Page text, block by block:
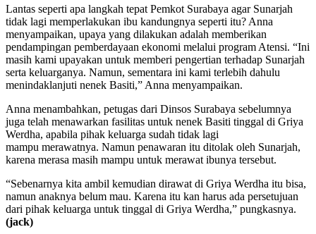
Lantas seperti apa langkah tepat Pemkot Surabaya agar Sunarjah
tidak lagi memperlakukan ibu kandungnya seperti itu? Anna
menyampaikan, upaya yang dilakukan adalah memberikan
pendampingan pemberdayaan ekonomi melalui program Atensi. “Ini
masih kami upayakan untuk memberi pengertian terhadap Sunarjah
serta keluarganya. Namun, sementara ini kami terlebih dahulu
menindaklanjuti nenek Basiti,” Anna menyampaikan.
Anna menambahkan, petugas dari Dinsos Surabaya sebelumnya
juga telah menawarkan fasilitas untuk nenek Basiti tinggal di Griya
Werdha, apabila pihak keluarga sudah tidak lagi
mampu merawatnya. Namun penawaran itu ditolak oleh Sunarjah,
karena merasa masih mampu untuk merawat ibunya tersebut.
“Sebenarnya kita ambil kemudian dirawat di Griya Werdha itu bisa,
namun anaknya belum mau. Karena itu kan harus ada persetujuan
dari pihak keluarga untuk tinggal di Griya Werdha,” pungkasnya.
(jack)